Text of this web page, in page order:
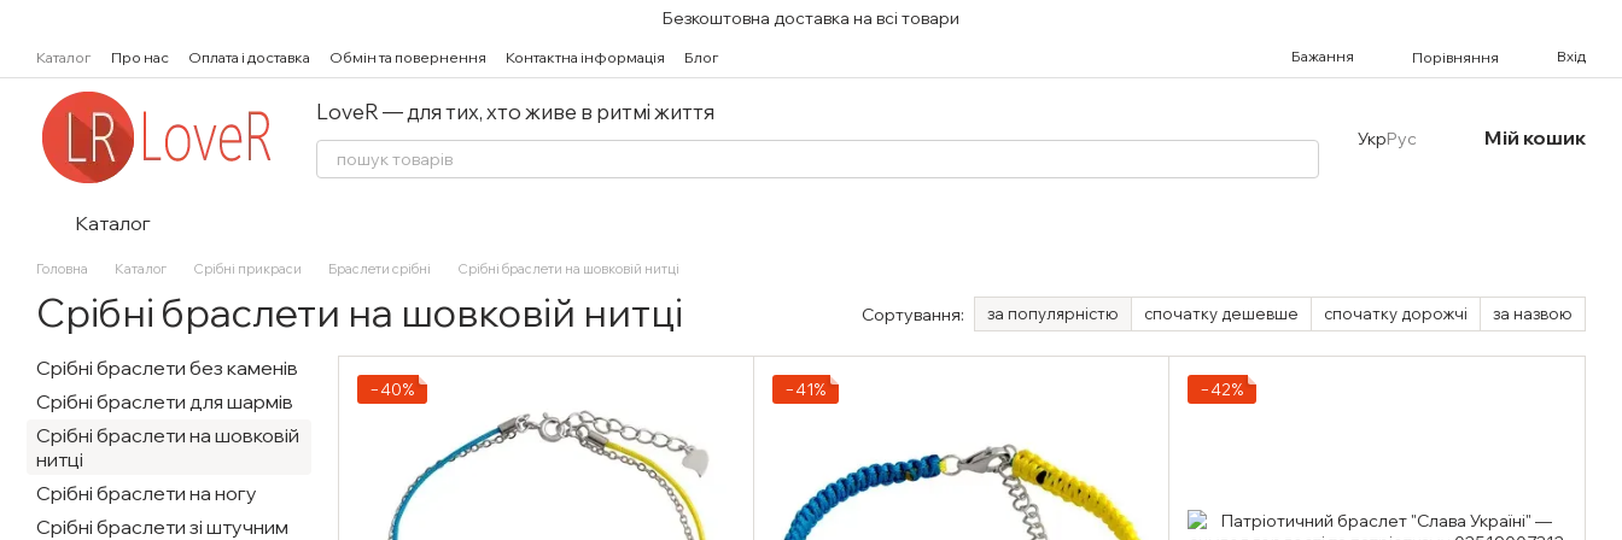
Безкоштовна доставка на всі товари
Каталог Про нас Оплата і доставка Обмін та повернення Контактна інформація Блог Бажання Порівняння Вхід
LoveR — для тих, хто живе в ритмі життя
УкрРус Мій кошик
Каталог
Головна Каталог Срібні прикраси Браслети срібні Срібні браслети на шовковій нитці
Срібні браслети на шовковій нитці Сортування: за популярністю спочатку дешевше спочатку дорожчі за назвою
−40% −41% −42%
Срібні браслети без каменів
Срібні браслети для шармів
Срібні браслети на шовковій
нитці
Срібні браслети на ногу
Срібні браслети зі штучним